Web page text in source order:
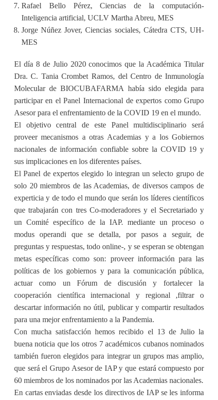
Rafael Bello Pérez, Ciencias de la computación-
Inteligencia artificial, UCLV Martha Abreu, MES
Jorge Núñez Jover, Ciencias sociales, Cátedra CTS, UH-
MES
El día 8 de Julio 2020 conocimos que la Académica Titular
Dra. C. Tania Crombet Ramos, del Centro de Inmunología
Molecular de BIOCUBAFARMA había sido elegida para
participar en el Panel Internacional de expertos como Grupo
Asesor para el enfrentamiento de la COVID 19 en el mundo.
El objetivo central de este Panel multidisciplinario será
proveer mecanismos a otras Academias y a los Gobiernos
nacionales de información confiable sobre la COVID 19 y
sus implicaciones en los diferentes países.
El Panel de expertos elegido lo integran un selecto grupo de
solo 20 miembros de las Academias, de diversos campos de
experticia y de todo el mundo que serán los líderes científicos
que trabajarán con tres Co-moderadores y el Secretariado y
un Comité específico de la IAP. mediante un proceso o
modus operandi que se detalla, por pasos a seguir, de
preguntas y respuestas, todo online-, y se esperan se obtengan
metas específicas como son: proveer información para las
políticas de los gobiernos y para la comunicación pública,
actuar como un Fórum de discusión y fortalecer la
cooperación científica internacional y regional ,filtrar o
descartar información no útil, publicar y compartir resultados
para una mejor enfrentamiento a la Pandemia.
Con mucha satisfacción hemos recibido el 13 de Julio la
buena noticia que los otros 7 académicos cubanos nominados
también fueron elegidos para integrar un grupos mas amplio,
que será el Grupo Asesor de IAP y que estará compuesto por
60 miembros de los nominados por las Academias nacionales.
En cartas enviadas desde los directivos de IAP se les informa